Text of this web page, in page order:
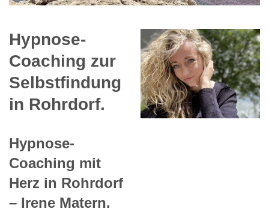
Hypnose-
Coaching zur
Selbstfindung
in Rohrdorf.
Hypnose-
Coaching mit
Herz in Rohrdorf
– Irene Matern.